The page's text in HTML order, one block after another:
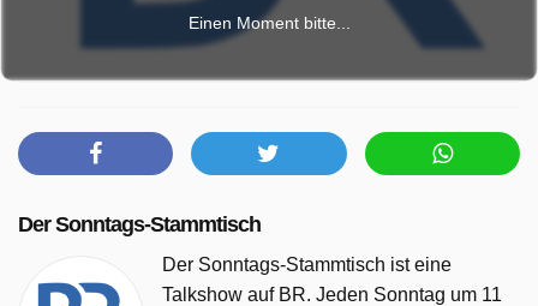
Einen Moment bitte...
Der Sonntags-Stammtisch
Der Sonntags-Stammtisch ist eine
Talkshow auf BR. Jeden Sonntag um 11